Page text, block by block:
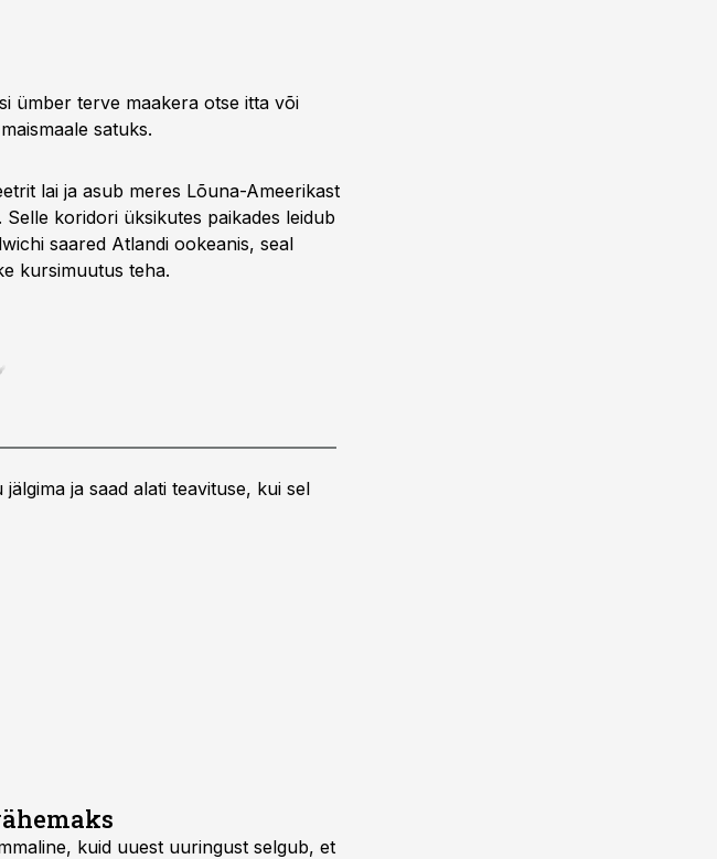
ümber terve maakera otse itta või
satuks.
lai ja asub meres Lõuna-Ameerikast
koridori üksikutes paikades leidub
saared Atlandi ookeanis, seal
kursimuutus teha.
ja saad alati teavituse, kui sel
kuid uuest uuringust selgub, et